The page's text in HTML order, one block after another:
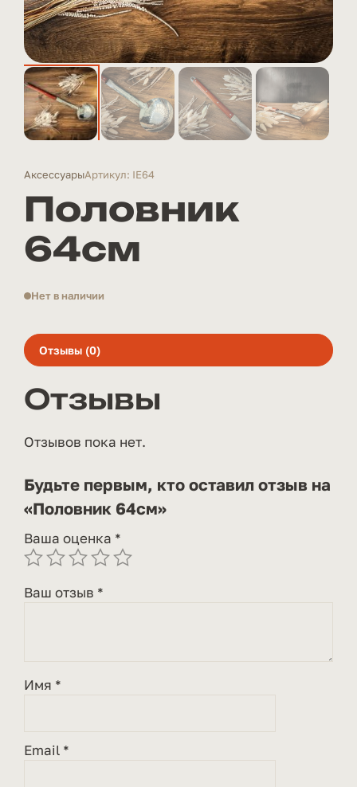
АксессуарыАртикул: IE64
Половник
64см
Нет в наличии
Отзывы (0)
Отзывы
Отзывов пока нет.
Будьте первым, кто оставил отзыв на
«Половник 64см»
Ваша оценка *
Ваш отзыв *
Имя *
Email *